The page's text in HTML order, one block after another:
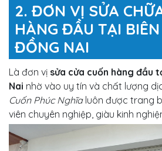
2. ĐƠN VỊ SỬA
HÀNG ĐẦU TẠI
ĐỒNG NAI
Là đơn vị sửa cửa cuốn hàng đầu
Nai nhờ vào uy tín và chất lượng
Cuốn Phúc Nghĩaluôn được trang
viên chuyên nghiệp, giàu kinh